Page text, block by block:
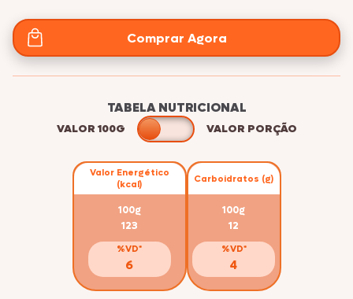
Comprar Agora
TABELA NUTRICIONAL
VALOR 100G VALOR PORÇÃO
Valor Energético
(kcal)
100g
123
%VD*
6
Carboidratos (g)
100g
12
%VD*
4